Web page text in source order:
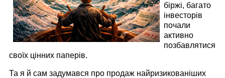
біржі, багато
інвесторів
почали
активно
позбавлятися
своїх цінних паперів.
Та я й сам задумався про продаж найризикованіших